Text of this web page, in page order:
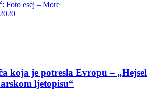
Foto esej – More
koja je potresla Evropu – „Hejsel
ljetopisu“